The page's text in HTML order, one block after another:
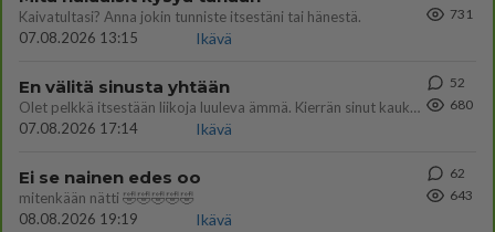
Kaivatultasi? Anna jokin tunniste itsestäni tai hänestä.
07.08.2026 13:15
Ikävä
731
En välitä sinusta yhtään
Olet pelkkä itsestään liikoja luuleva ämmä. Kierrän sinut kaukaa nyt ja aina. Olit mulle pelkkä lelu vaan.
07.08.2026 17:14
Ikävä
52
680
Ei se nainen edes oo
mitenkään nätti 🤣🤣🤣🤣🤣
08.08.2026 19:19
Ikävä
62
643